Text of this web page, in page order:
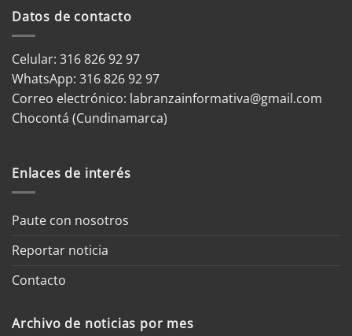
Datos de contacto
Celular: 316 826 92 97
WhatsApp: 316 826 92 97
Correo electrónico: labranzainformativa@gmail.com
Chocontá (Cundinamarca)
Enlaces de interés
Paute con nosotros
Reportar noticia
Contacto
Archivo de noticias por mes